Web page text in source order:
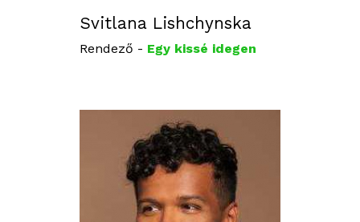
Svitlana Lishchynska
Rendező - Egy kissé idegen